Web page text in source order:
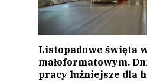
Listopadowe święta
małoformatowym.
pracy luźniejsze dla